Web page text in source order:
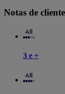
Notas de
3 e +